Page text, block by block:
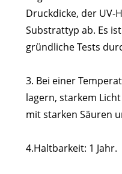
Druckdicke, der UV-
Substrattyp ab. Es
gründliche Tests
3. Bei einer
lagern, starkem
mit starken Säuren
4.Haltbarkeit: 1 Jahr.